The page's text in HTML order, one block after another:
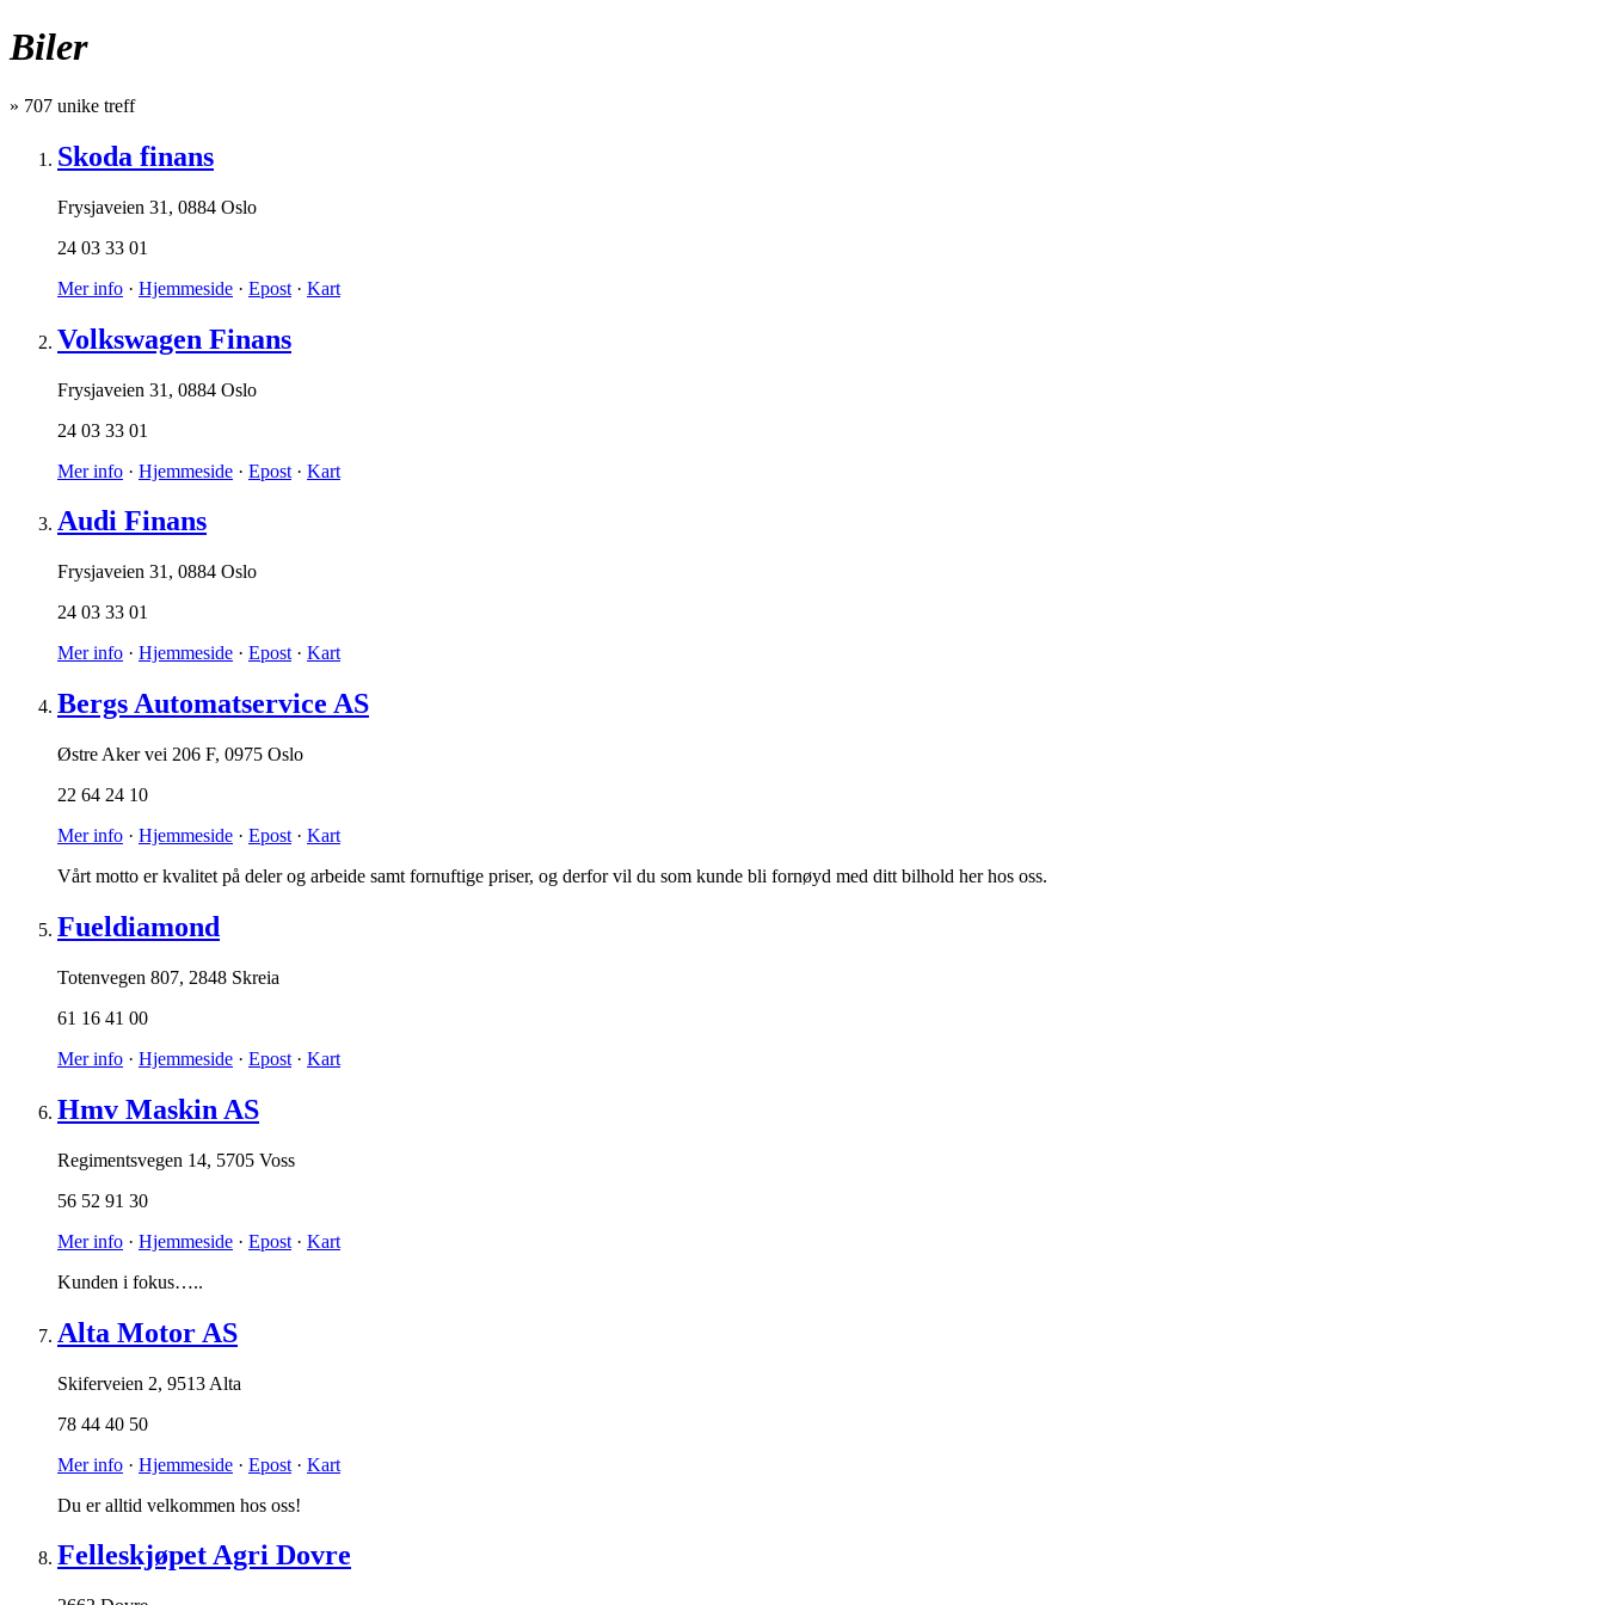
Biler
» 707 unike treff
Skoda finans
Frysjaveien 31 , 0884 Oslo
24 03 33 01
Mer info · Hjemmeside · Epost · Kart
Volkswagen Finans
Frysjaveien 31 , 0884 Oslo
24 03 33 01
Mer info · Hjemmeside · Epost · Kart
Audi Finans
Frysjaveien 31 , 0884 Oslo
24 03 33 01
Mer info · Hjemmeside · Epost · Kart
Bergs Automatservice AS
Østre Aker vei 206 F, 0975 Oslo
22 64 24 10
Mer info · Hjemmeside · Epost · Kart
Vårt motto er kvalitet på deler og arbeide samt fornuftige priser, og derfor vil du som kunde bli fornøyd med ditt bilhold her hos oss.
Fueldiamond
Totenvegen 807, 2848 Skreia
61 16 41 00
Mer info · Hjemmeside · Epost · Kart
Hmv Maskin AS
Regimentsvegen 14, 5705 Voss
56 52 91 30
Mer info · Hjemmeside · Epost · Kart
Kunden i fokus…..
Alta Motor AS
Skiferveien 2, 9513 Alta
78 44 40 50
Mer info · Hjemmeside · Epost · Kart
Du er alltid velkommen hos oss!
Felleskjøpet Agri Dovre